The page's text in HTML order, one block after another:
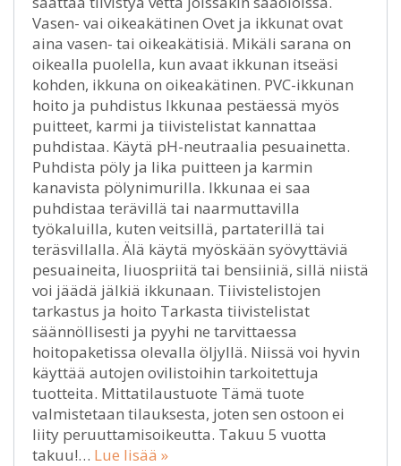
Vasen- vai oikeakätinen Ovet ja ikkunat ovat
aina vasen- tai oikeakätisiä. Mikäli sarana on
oikealla puolella, kun avaat ikkunan itseäsi
kohden, ikkuna on oikeakätinen. PVC-ikkunan
hoito ja puhdistus Ikkunaa pestäessä myös
puitteet, karmi ja tiivistelistat kannattaa
puhdistaa. Käytä pH-neutraalia pesuainetta.
Puhdista pöly ja lika puitteen ja karmin
kanavista pölynimurilla. Ikkunaa ei saa
puhdistaa terävillä tai naarmuttavilla
työkaluilla, kuten veitsillä, partaterillä tai
teräsvillalla. Älä käytä myöskään syövyttäviä
pesuaineita, liuospriitä tai bensiiniä, sillä niistä
voi jäädä jälkiä ikkunaan. Tiivistelistojen
tarkastus ja hoito Tarkasta tiivistelistat
säännöllisesti ja pyyhi ne tarvittaessa
hoitopaketissa olevalla öljyllä. Niissä voi hyvin
käyttää autojen ovilistoihin tarkoitettuja
tuotteita. Mittatilaustuote Tämä tuote
valmistetaan tilauksesta, joten sen ostoon ei
liity peruuttamisoikeutta. Takuu 5 vuotta
takuu!… Lue lisää »